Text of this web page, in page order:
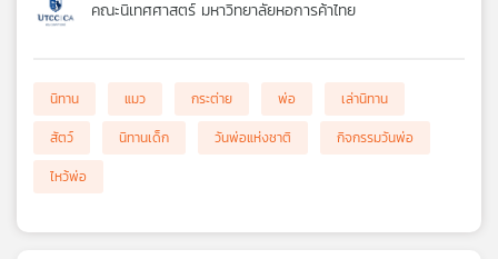
คณะนิเทศศาสตร์ มหาวิทยาลัยหอการค้าไทย
นิทาน แมว กระต่าย พ่อ
เล่านิทาน
สัตว์
นิทานเด็ก วันพ่อแห่งชาติ
กิจกรรมวันพ่อ
ไหว้พ่อ